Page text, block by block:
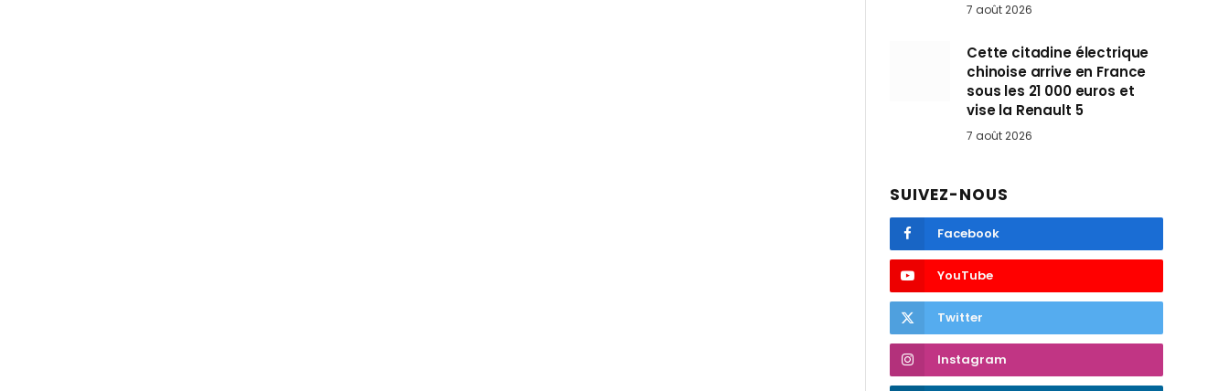
7 août 2026
Cette citadine électrique
chinoise arrive en France
sous les 21 000 euros et
vise la Renault 5
7 août 2026
SUIVEZ-NOUS
Facebook
YouTube
Twitter
Instagram